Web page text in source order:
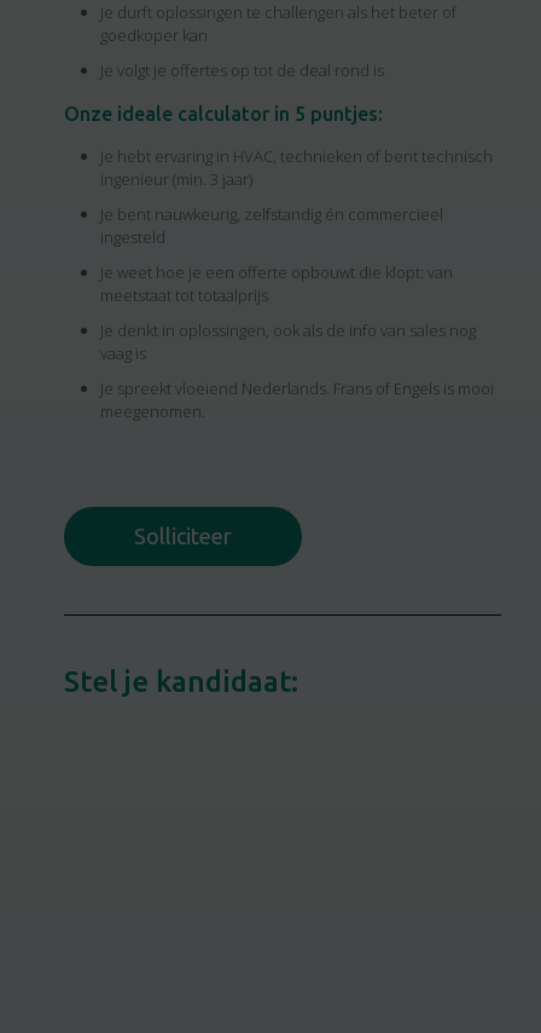
Je durft oplossingen te challengen als het beter of
goedkoper kan
Je volgt je offertes op tot de deal rond is
Onze ideale calculator in 5 puntjes:
Je hebt ervaring in HVAC, technieken of bent technisch
ingenieur (min. 3 jaar)
Je bent nauwkeurig, zelfstandig én commercieel
ingesteld
Je weet hoe je een offerte opbouwt die klopt: van
meetstaat tot totaalprijs
Je denkt in oplossingen, ook als de info van sales nog
vaag is
Je spreekt vloeiend Nederlands. Frans of Engels is mooi
meegenomen.
Solliciteer
Stel je kandidaat: